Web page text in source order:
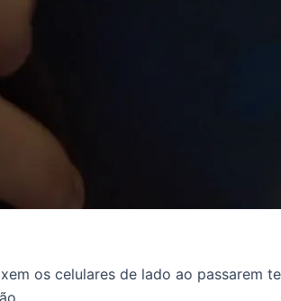
os celulares de lado ao passarem